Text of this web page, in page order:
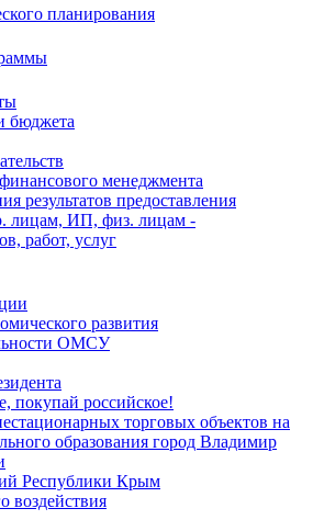
планирования
бюджета
менеджмента
результатов предоставления
лицам, ИП, физ. лицам -
работ, услуг
развития
ОМСУ
покупай российское!
торговых объектов на
образования город Владимир
Республики Крым
воздействия